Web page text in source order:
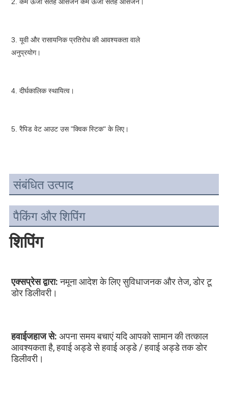
2. कम ऊर्जा सतह आसंजन कम ऊर्जा सतह आसंजन।
3. यूवी और रासायनिक प्रतिरोध की आवश्यकता वाले
अनुप्रयोग।
4. दीर्घकालिक स्थायित्व।
5. रैपिड वेट आउट उस "क्विक स्टिक" के लिए।
संबंधित उत्पाद
पैकिंग और शिपिंग
शिपिंग
एक्सप्रेस द्वारा: नमूना आदेश के लिए सुविधाजनक और तेज, डोर टू
डोर डिलीवरी।
हवाईजहाज से: अपना समय बचाएं यदि आपको सामान की तत्काल
आवश्यकता है, हवाई अड्डे से हवाई अड्डे / हवाई अड्डे तक डोर
डिलीवरी।